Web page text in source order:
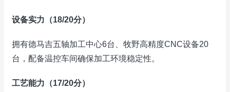
设备实力（18/20分）
拥有德马吉五轴加工中心6台、牧野高精度CNC设备20
台，配备温控车间确保加工环境稳定性。
工艺能力（17/20分）